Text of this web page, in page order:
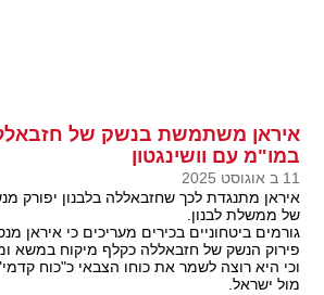
איראן משתמשת בנשק של
במו"מ עם וושינגטון
11 ב אוגוסט 2025
איראן מתנגדת לכך שחזבאללה בלבנון יפורק
של ממשלת לבנון.
גורמים ביטחוניים בכירים מעריכים כי איראן
פירוק הנשק של חזבאללה כקלף מיקוח במשא
וכי היא רוצה לשמר את כוחו הצבאי כ"כוח
מול ישראל.